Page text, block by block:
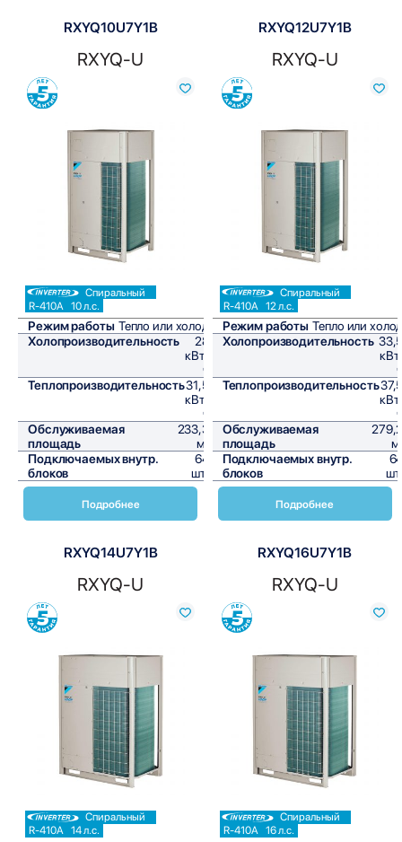
RXYQ10U7Y1B
RXYQ-U
Сравнить
Спиральный
R-410A
10 л.с.
Режим работы Тепло или холод
Холопроизводительность
28
кВт/
ч
Теплопроизводительность31,5
кВт/
ч
Обслуживаемая
площадь
233,3
м²
Подключаемых внутр.
блоков
64
шт,
Подробнее
RXYQ12U7Y1B
RXYQ-U
Сравнить
Спиральный
R-410A
12 л.с.
Режим работы Тепло или
Холопроизводительность
Теплопроизводительность
Обслуживаемая
площадь
Подключаемых внутр.
блоков
Подробнее
RXYQ14U7Y1B
RXYQ-U
Сравнить
Спиральный
R-410A 14 л.с.
RXYQ16U7Y1B
RXYQ-U
Сравнить
Спиральный
R-410A 16 л.с.